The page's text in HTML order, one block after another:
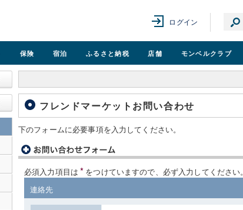
ログイン
保険 宿泊 ふるさと納税 店舗 モンベルクラブ
フレンドマーケットお問い合わせ
下のフォームに必要事項を入力してください。
必須入力項目は * をつけていますので、必ず入力してください。
連絡先